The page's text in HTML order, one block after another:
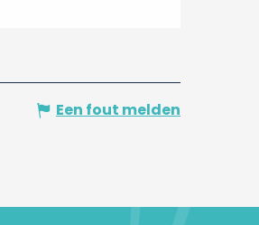
Een fout melden